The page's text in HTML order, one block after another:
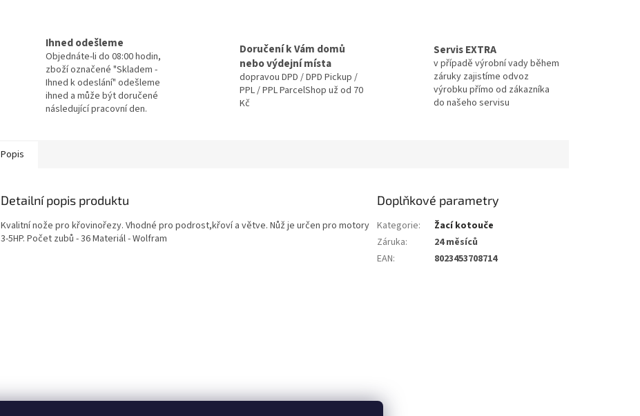
Ihned odešleme
Objednáte-li do 08:00 hodin,
zboží označené "Skladem -
Ihned k odeslání" odešleme
ihned a může být doručené
následující pracovní den.
Doručení k Vám domů
nebo výdejní místa
dopravou DPD / DPD Pickup /
PPL / PPL ParcelShop už od 70
Kč
Servis EXTRA
v případě výrobní vady během
záruky zajistíme odvoz
výrobku přímo od zákazníka
do našeho servisu
Popis
Detailní popis produktu
Kvalitní nože pro křovinořezy. Vhodné pro podrost,křoví a větve. Nůž je určen pro motory
3-5HP. Počet zubů - 36 Materiál - Wolfram
Doplňkové parametry
Kategorie:
Žací kotouče
Záruka:
24 měsíců
EAN: 8023453708714